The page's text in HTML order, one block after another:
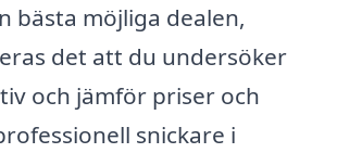
bästa möjliga dealen,
det att du undersöker
och jämför priser och
snickare i